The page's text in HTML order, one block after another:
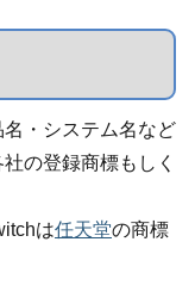
・システム名など
の登録商標もしく
は任天堂の商標